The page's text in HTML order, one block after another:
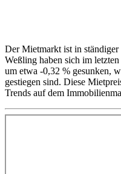
Der Mietmarkt ist in
Weßling haben sich im
um etwa -0,32 % gesunken,
gestiegen sind. Diese
Trends auf dem